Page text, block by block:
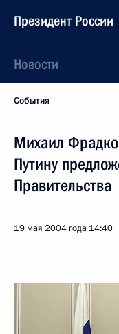
Президент России
Новости
События
Михаил
Путину
Правительства
19 мая 2004 года 14:40